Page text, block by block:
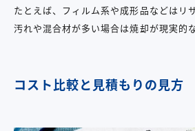
たとえば、フィルム系や成形品などはリ
汚れや混合材が多い場合は焼却が現実的
コスト比較と見積もりの見方